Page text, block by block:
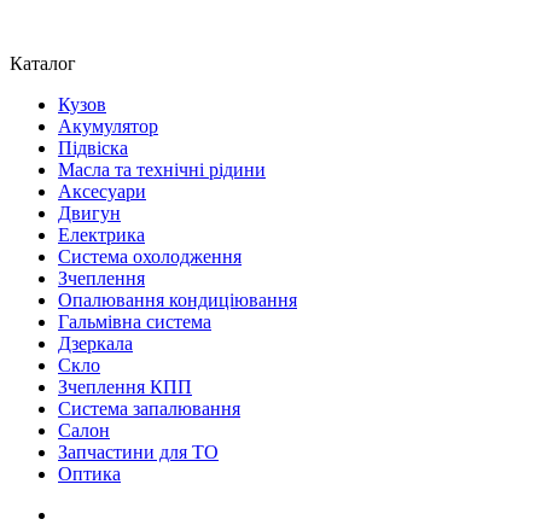
Каталог
Кузов
Акумулятор
Підвіска
Масла та технічні рідини
Аксесуари
Двигун
Електрика
Система охолодження
Зчеплення
Опалювання кондиціювання
Гальмівна система
Дзеркала
Скло
Зчеплення КПП
Система запалювання
Салон
Запчастини для ТО
Оптика